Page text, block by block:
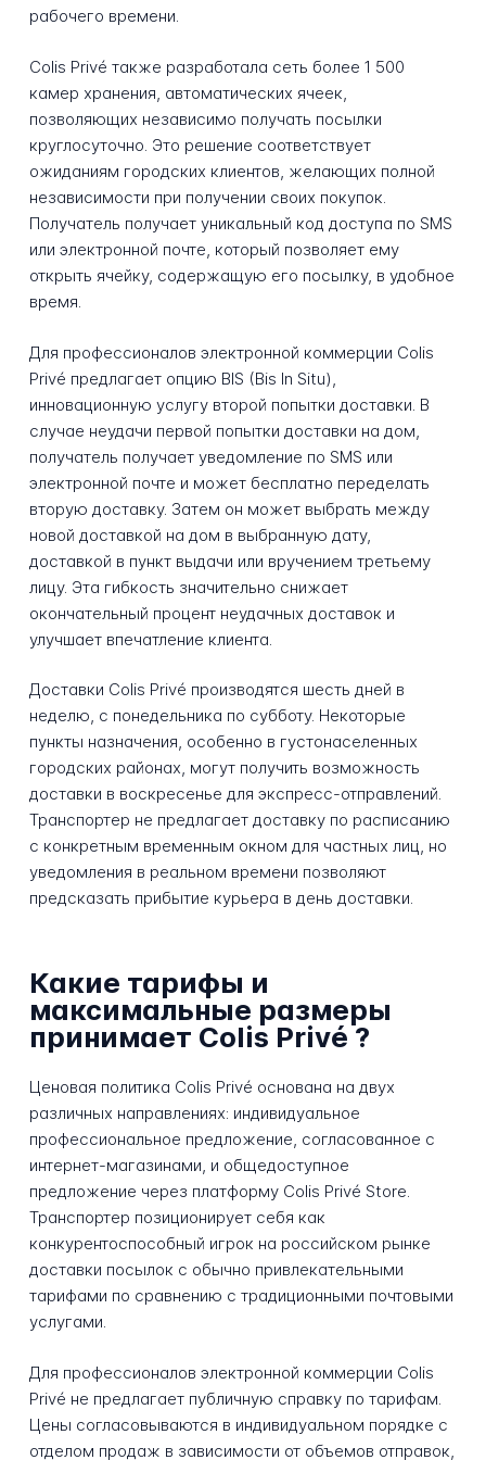
рабочего времени.
Colis Privé также разработала сеть более 1 500
камер хранения, автоматических ячеек,
позволяющих независимо получать посылки
круглосуточно. Это решение соответствует
ожиданиям городских клиентов, желающих полной
независимости при получении своих покупок.
Получатель получает уникальный код доступа по SMS
или электронной почте, который позволяет ему
открыть ячейку, содержащую его посылку, в удобное
время.
Для профессионалов электронной коммерции Colis
Privé предлагает опцию BIS (Bis In Situ),
инновационную услугу второй попытки доставки. В
случае неудачи первой попытки доставки на дом,
получатель получает уведомление по SMS или
электронной почте и может бесплатно переделать
вторую доставку. Затем он может выбрать между
новой доставкой на дом в выбранную дату,
доставкой в пункт выдачи или вручением третьему
лицу. Эта гибкость значительно снижает
окончательный процент неудачных доставок и
улучшает впечатление клиента.
Доставки Colis Privé производятся шесть дней в
неделю, с понедельника по субботу. Некоторые
пункты назначения, особенно в густонаселенных
городских районах, могут получить возможность
доставки в воскресенье для экспресс-отправлений.
Транспортер не предлагает доставку по расписанию
с конкретным временным окном для частных лиц, но
уведомления в реальном времени позволяют
предсказать прибытие курьера в день доставки.
Какие тарифы и
максимальные размеры
принимает Colis Privé ?
Ценовая политика Colis Privé основана на двух
различных направлениях: индивидуальное
профессиональное предложение, согласованное с
интернет-магазинами, и общедоступное
предложение через платформу Colis Privé Store.
Транспортер позиционирует себя как
конкурентоспособный игрок на российском рынке
доставки посылок с обычно привлекательными
тарифами по сравнению с традиционными почтовыми
услугами.
Для профессионалов электронной коммерции Colis
Privé не предлагает публичную справку по тарифам.
Цены согласовываются в индивидуальном порядке с
отделом продаж в зависимости от объемов отправок,